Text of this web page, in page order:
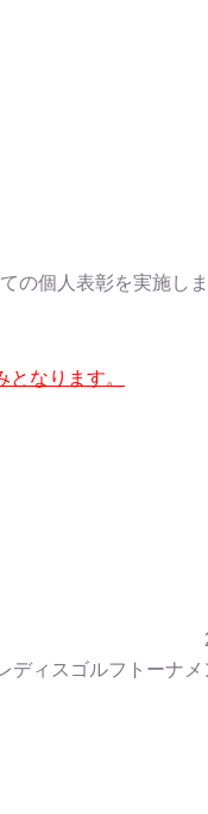
の個人表彰を実施しま
なります。
ディスゴルフトーナ